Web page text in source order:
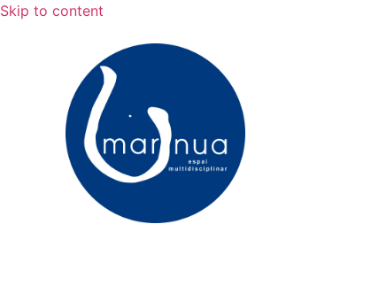
Skip to content